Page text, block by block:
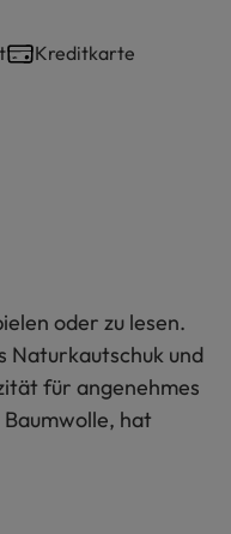
Kreditkarte
oder zu lesen.
Naturkautschuk und
für angenehmes
hat